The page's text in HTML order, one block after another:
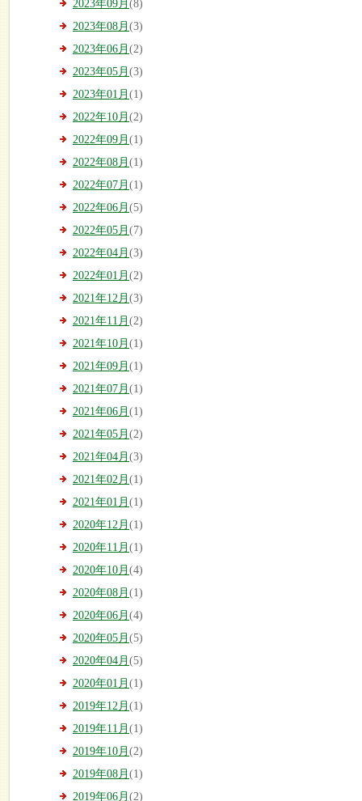
2023年09月 (8)
2023年08月 (3)
2023年06月 (2)
2023年05月 (3)
2023年01月 (1)
2022年10月 (2)
2022年09月 (1)
2022年08月 (1)
2022年07月 (1)
2022年06月 (5)
2022年05月 (7)
2022年04月 (3)
2022年01月 (2)
2021年12月 (3)
2021年11月 (2)
2021年10月 (1)
2021年09月 (1)
2021年07月 (1)
2021年06月 (1)
2021年05月 (2)
2021年04月 (3)
2021年02月 (1)
2021年01月 (1)
2020年12月 (1)
2020年11月 (1)
2020年10月 (4)
2020年08月 (1)
2020年06月 (4)
2020年05月 (5)
2020年04月 (5)
2020年01月 (1)
2019年12月 (1)
2019年11月 (1)
2019年10月 (2)
2019年08月 (1)
2019年06月 (2)